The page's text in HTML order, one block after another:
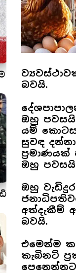
බවයි.
ඔහු
යම්
සුවඳ
ඔහු
ඔහු
අත්දැකීම්
බවයි.
එමෙන්ම
කැබිනට්